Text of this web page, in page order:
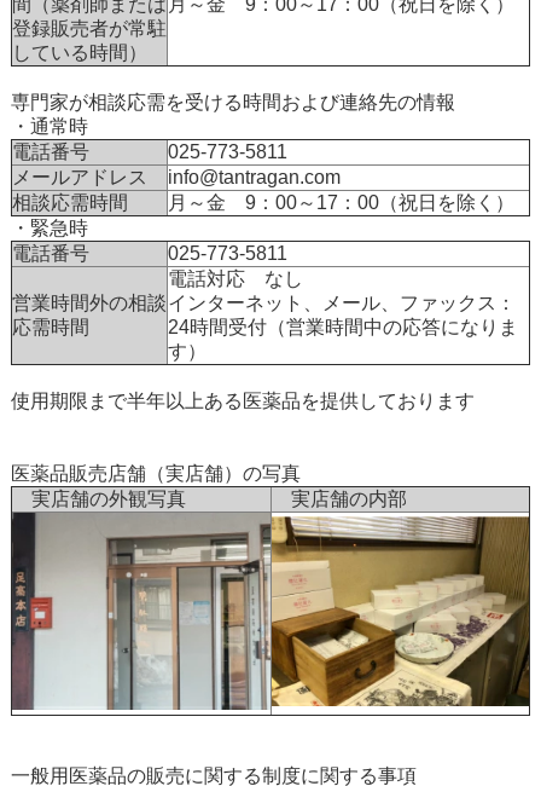
間（薬剤師または
登録販売者が常駐
している時間）
月～金 9：00～17：00（祝日を除く）
専門家が相談応需を受ける時間および連絡先の情報
・通常時
電話番号
025-773-5811
メールアドレス
info@tantragan.com
相談応需時間
月～金 9：00～17：00（祝日を除く）
・緊急時
電話番号
025-773-5811
営業時間外の相談
応需時間
電話対応 なし
インターネット、メール、ファックス：
24時間受付（営業時間中の応答になりま
す）
使用期限まで半年以上ある医薬品を提供しております
医薬品販売店舗（実店舗）の写真
実店舗の外観写真
実店舗の内部
一般用医薬品の販売に関する制度に関する事項